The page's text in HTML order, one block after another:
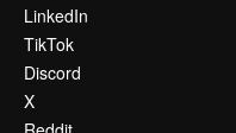
LinkedIn
TikTok
Discord
X